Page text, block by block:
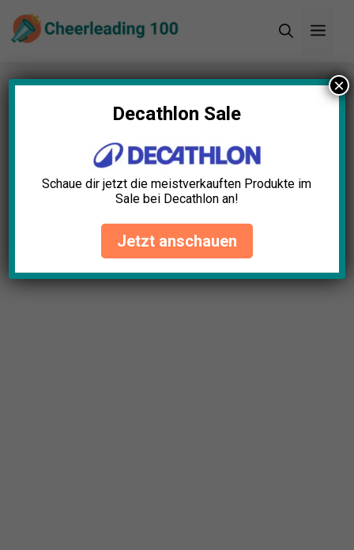
Inhalt
Startseite»Blog»Cheerleader Duffle Bag Test:
Die 5 besten (Bestenliste)
Cheerleader Duffle Bag Test:
Die 5 besten (Bestenliste)
Leonie Becker April 23, 2025
Decathlon Sale
Schaue dir jetzt die meistverkauften Produkte im
Sale bei Decathlon an!
Jetzt anschauen
×